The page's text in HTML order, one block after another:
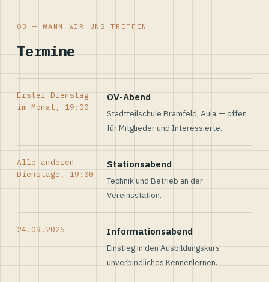
03 — WANN WIR UNS TREFFEN
Termine
Erster Dienstag
im Monat, 19:00
OV-Abend
Stadtteilschule Bramfeld, Aula — offen
für Mitglieder und Interessierte.
Alle anderen
Dienstage, 19:00
Stationsabend
Technik und Betrieb an der
Vereinsstation.
24.09.2026 Informationsabend
Einstieg in den Ausbildungskurs —
unverbindliches Kennenlernen.